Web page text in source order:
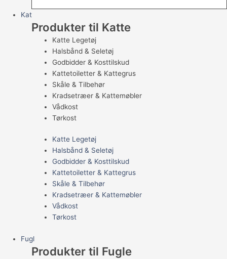
Kat
Produkter til Katte
Katte Legetøj
Halsbånd & Seletøj
Godbidder & Kosttilskud
Kattetoiletter & Kattegrus
Skåle & Tilbehør
Kradsetræer & Kattemøbler
Vådkost
Tørkost
Katte Legetøj
Halsbånd & Seletøj
Godbidder & Kosttilskud
Kattetoiletter & Kattegrus
Skåle & Tilbehør
Kradsetræer & Kattemøbler
Vådkost
Tørkost
Fugl
Produkter til Fugle